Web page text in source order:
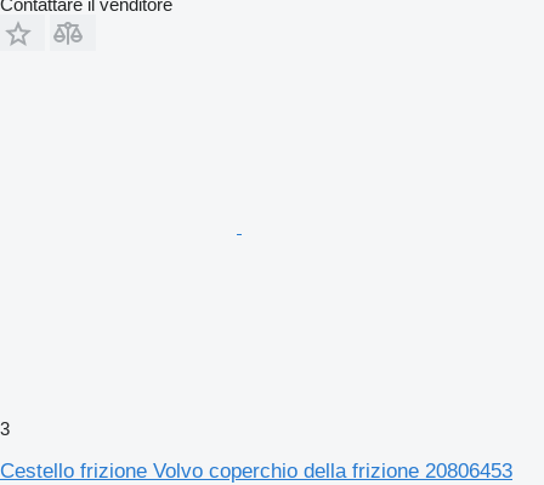
3
Cestello frizione Volvo coperchio della frizione 20806453